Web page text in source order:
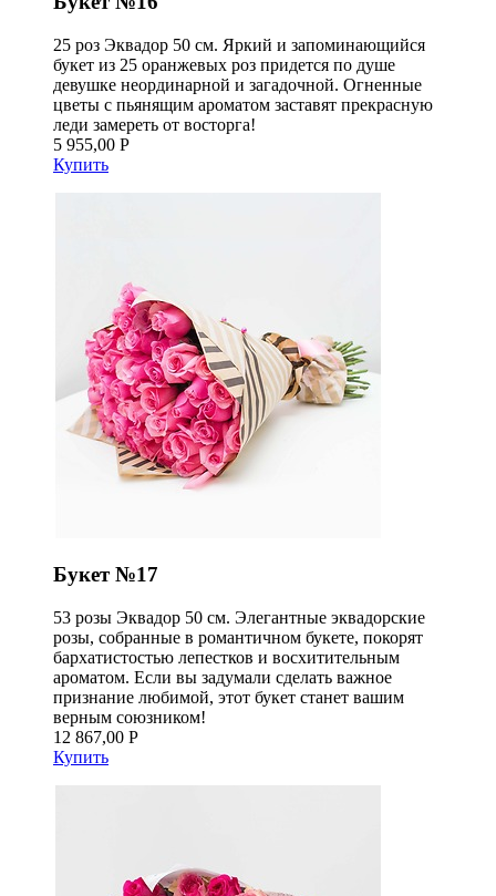
25 роз Эквадор 50 см. Яркий и запоминающийся
букет из 25 оранжевых роз придется по душе
девушке неординарной и загадочной. Огненные
цветы с пьянящим ароматом заставят прекрасную
леди замереть от восторга!
5 955,00 Р
Купить
Букет №17
53 розы Эквадор 50 см. Элегантные эквадорские
розы, собранные в романтичном букете, покорят
бархатистостью лепестков и восхитительным
ароматом. Если вы задумали сделать важное
признание любимой, этот букет станет вашим
верным союзником!
12 867,00 Р
Купить